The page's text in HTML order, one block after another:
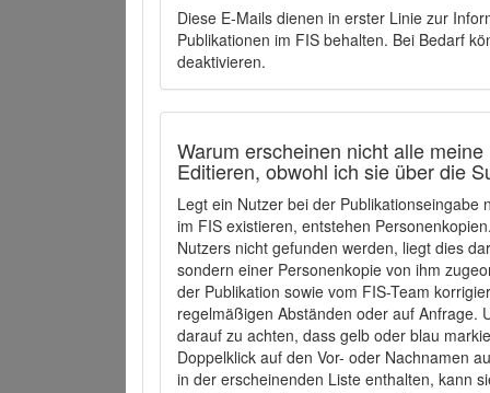
Diese E-Mails dienen in erster Linie zur
Publikationen im FIS behalten. Bei Bedarf
deaktivieren.
Warum erscheinen nicht alle
Editieren, obwohl ich sie über die
Legt ein Nutzer bei der
im FIS existieren, entstehen
Nutzers nicht gefunden werden, liegt dies
sondern einer Personenkopie von ihm
der Publikation sowie vom FIS-Team
regelmäßigen Abständen oder auf Anfrage.
darauf zu achten, dass gelb oder blau
Doppelklick auf den Vor- oder Nachnamen
in der erscheinenden Liste enthalten, kann